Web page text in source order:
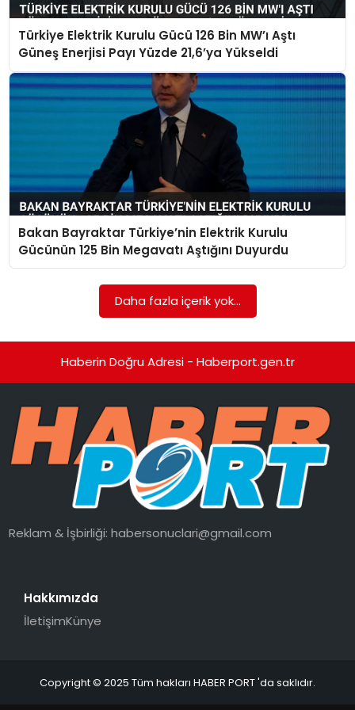
SPOR
EĞITIM
EKONOMI
Türkiye Elektrik Kurulu Gücü 126 Bin MW’ı Aştı
Güneş Enerjisi Payı Yüzde 21,6’ya Yükseldi
Bakan Bayraktar Türkiye’nin Elektrik Kurulu
Gücünün 125 Bin Megavatı Aştığını Duyurdu
Daha fazla içerik yok...
Haberin Doğru Adresi - Haberport.gen.tr
Reklam & İşbirliği:habersonuclari@gmail.com
Hakkımızda
İletişimKünye
Copyright © 2025 Tüm hakları HABER PORT 'da saklıdır.